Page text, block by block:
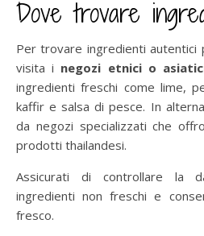
Dove trovare
Per trovare ingredienti autentici
visita i negozi etnici o
ingredienti freschi come lime,
kaffir e salsa di pesce. In
da negozi specializzati che
prodotti thailandesi.
Assicurati di controllare la
ingredienti non freschi e
fresco.